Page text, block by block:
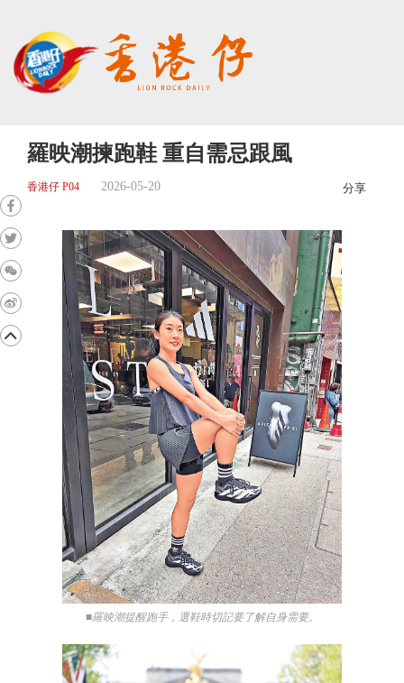
羅映潮揀跑鞋 重自需忌跟風
香港仔 P04 2026-05-20 分享
■羅映潮提醒跑手，選鞋時切記要了解自身需要。